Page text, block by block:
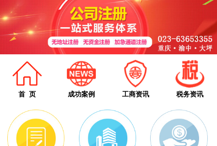
首 页 成功案例 工商资讯 税务资讯